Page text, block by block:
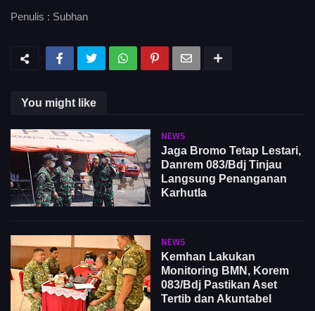
Penulis : Subhan
You might like
NEWS
Jaga Bromo Tetap Lestari,
Danrem 083/Bdj Tinjau
Langsung Penanganan
Karhutla
NEWS
Kemhan Lakukan
Monitoring BMN, Korem
083/Bdj Pastikan Aset
Tertib dan Akuntabel